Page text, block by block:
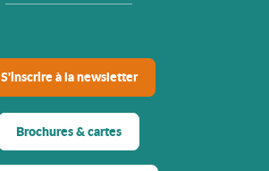
S'inscrire à la newsletter
Brochures & cartes